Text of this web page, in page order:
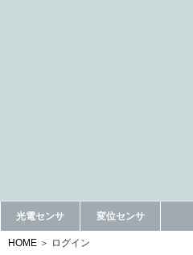
光電センサ 変位センサ
HOME ログイン